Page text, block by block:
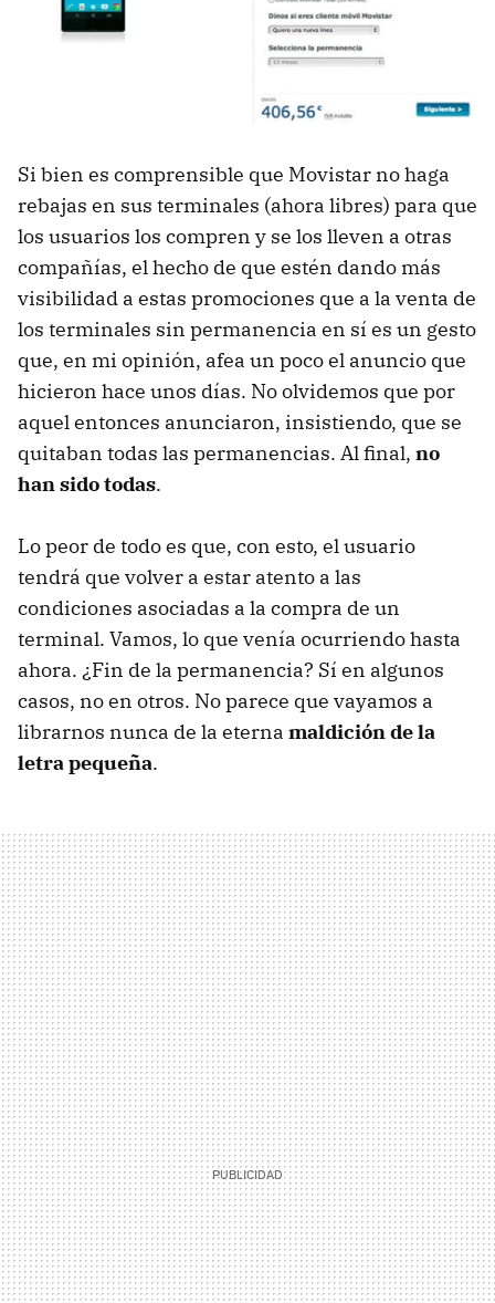
Si bien es comprensible que Movistar no haga
rebajas en sus terminales (ahora libres) para que
los usuarios los compren y se los lleven a otras
compañías, el hecho de que estén dando más
visibilidad a estas promociones que a la venta de
los terminales sin permanencia en sí es un gesto
que, en mi opinión, afea un poco el anuncio que
hicieron hace unos días. No olvidemos que por
aquel entonces anunciaron, insistiendo, que se
quitaban todas las permanencias. Al final, no
han sido todas.
Lo peor de todo es que, con esto, el usuario
tendrá que volver a estar atento a las
condiciones asociadas a la compra de un
terminal. Vamos, lo que venía ocurriendo hasta
ahora. ¿Fin de la permanencia? Sí en algunos
casos, no en otros. No parece que vayamos a
librarnos nunca de la eterna maldición de la
letra pequeña.